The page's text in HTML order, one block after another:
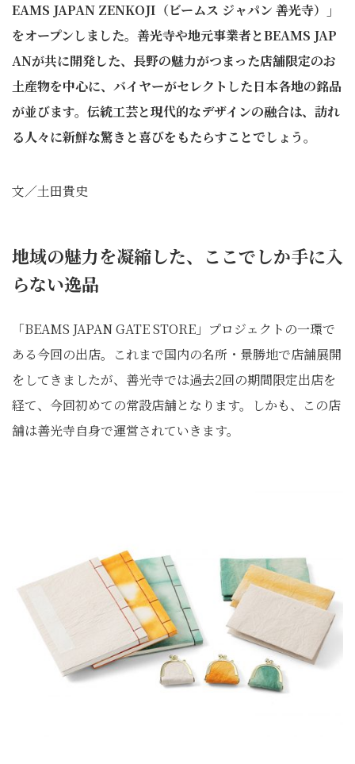
EAMS JAPAN ZENKOJI（ビームス ジャパン 善光寺）」
をオープンしました。善光寺や地元事業者とBEAMS JAP
ANが共に開発した、長野の魅力がつまった店舗限定のお
土産物を中心に、バイヤーがセレクトした日本各地の銘品
が並びます。伝統工芸と現代的なデザインの融合は、訪れ
る人々に新鮮な驚きと喜びをもたらすことでしょう。
文／土田貴史
地域の魅力を凝縮した、ここでしか手に入
らない逸品
「BEAMS JAPAN GATE STORE」プロジェクトの一環で
ある今回の出店。これまで国内の名所・景勝地で店舗展開
をしてきましたが、善光寺では過去2回の期間限定出店を
経て、今回初めての常設店舗となります。しかも、この店
舗は善光寺自身で運営されていきます。